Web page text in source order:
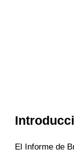
El Informe de